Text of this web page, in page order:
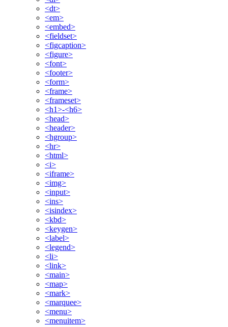
<dt>
<em>
<embed>
<fieldset>
<figcaption>
<figure>
<font>
<footer>
<form>
<frame>
<frameset>
<h1>-<h6>
<head>
<header>
<hgroup>
<hr>
<html>
<i>
<iframe>
<img>
<input>
<ins>
<isindex>
<kbd>
<keygen>
<label>
<legend>
<li>
<link>
<main>
<map>
<mark>
<marquee>
<menu>
<menuitem>